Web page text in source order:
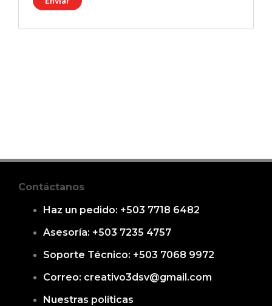
Contáctanos
Haz un pedido: +503 7718 6482
Asesoría: +503 7235 4757
Soporte Técnico: +503 7068 9972
Correo: creativo3dsv@gmail.com
Nuestras políticas